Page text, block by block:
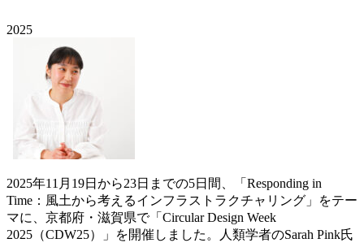
2025
2025年11月19日から23日までの5日間、「Responding in
Time：風土から考えるインフラストラクチャリング」をテー
マに、京都府・滋賀県で「Circular Design Week
2025（CDW25）」を開催しました。人類学者のSarah Pink氏